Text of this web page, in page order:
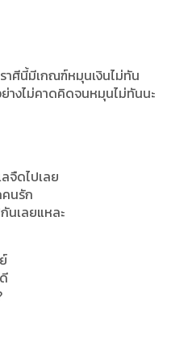
ราศีนี้มีเกณฑ์หมุนเงินไม่ทัน
างไม่คาดคิดจนหมุนไม่ทันนะ
จืดไปเลย
นรัก
นเลยแหละ